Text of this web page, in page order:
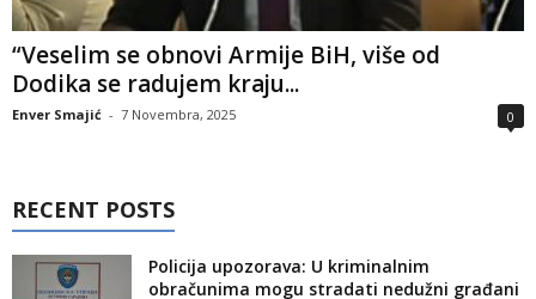
“Veselim se obnovi Armije BiH, više od
Dodika se radujem kraju...
Enver Smajić - 7 Novembra, 2025 0
RECENT POSTS
Policija upozorava: U kriminalnim
obračunima mogu stradati nedužni građani